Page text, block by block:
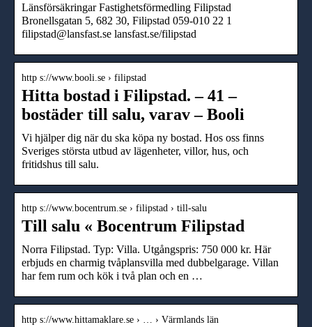
Länsförsäkringar Fastighetsförmedling Filipstad
Bronellsgatan 5, 682 30, Filipstad 059-010 22 1
filipstad@lansfast.se lansfast.se/filipstad
http s://www.booli.se › filipstad
Hitta bostad i Filipstad. – 41 –
bostäder till salu, varav – Booli
Vi hjälper dig när du ska köpa ny bostad. Hos oss finns
Sveriges största utbud av lägenheter, villor, hus, och
fritidshus till salu.
http s://www.bocentrum.se › filipstad › till-salu
Till salu « Bocentrum Filipstad
Norra Filipstad. Typ: Villa. Utgångspris: 750 000 kr. Här
erbjuds en charmig tvåplansvilla med dubbelgarage. Villan
har fem rum och kök i två plan och en …
http s://www.hittamaklare.se › … › Värmlands län